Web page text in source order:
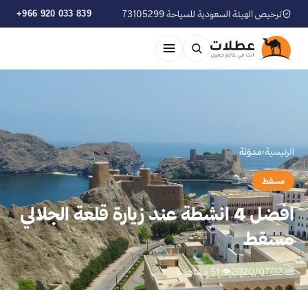
ترخيص الهيئة السعودية للسياحة 73105299 +966 920 033 839
الرئيسية›مدوّنة
مسقط
افضل 4 انشطة عند زيارة قلعة الجلالي
مسقط
📅 2020/07/12 👁 51 مشاهدة